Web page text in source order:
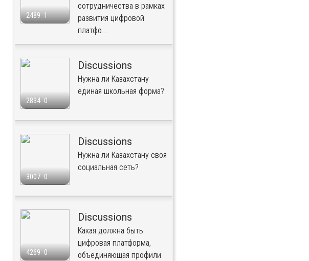
2489 1
сотрудничества в рамках
развития цифровой
платфо...
2834 0
Discussions
Нужна ли Казахстану
единая школьная форма?
3007 0
Discussions
Нужна ли Казахстану своя
социальная сеть?
4269 0
Discussions
Какая должна быть
цифровая платформа,
объединяющая профили